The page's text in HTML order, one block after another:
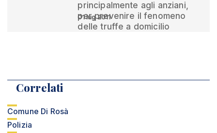
principalmente agli anziani,
per prevenire il fenomeno
delle truffe a domicilio
01 lug 2011
Correlati
Comune Di Rosà
Polizia